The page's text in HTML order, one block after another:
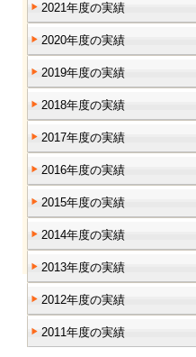
2021年度の実績
2020年度の実績
2019年度の実績
2018年度の実績
2017年度の実績
2016年度の実績
2015年度の実績
2014年度の実績
2013年度の実績
2012年度の実績
2011年度の実績